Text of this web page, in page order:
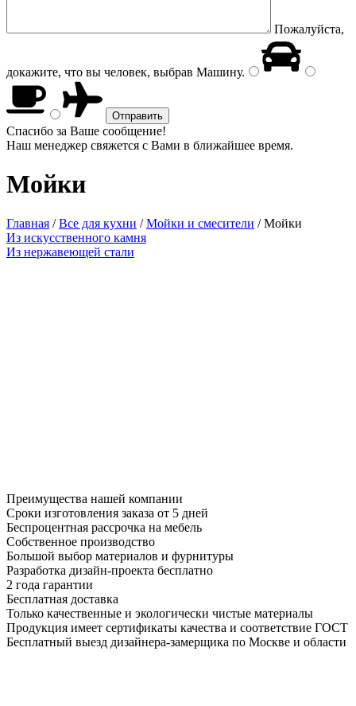
Пожалуйста,
докажите, что вы человек, выбрав Машину.
Спасибо за Ваше сообщение!
Наш менеджер свяжется с Вами в ближайшее время.
Мойки
Главная /Все для кухни /Мойки и смесители /Мойки
Из искусственного камня
Из нержавеющей стали
Преимущества нашей компании
Сроки изготовления заказа от 5 дней
Беспроцентная рассрочка на мебель
Собственное производство
Большой выбор материалов и фурнитуры
Разработка дизайн-проекта бесплатно
2 года гарантии
Бесплатная доставка
Только качественные и экологически чистые материалы
Продукция имеет сертификаты качества и соответствие ГОСТ
Бесплатный выезд дизайнера-замерщика по Москве и области